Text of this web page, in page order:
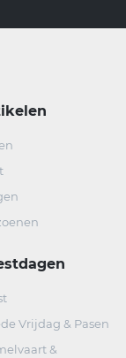
Vrijdag & Pasen
&